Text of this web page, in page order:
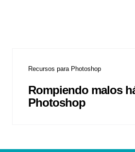
Recursos para Photoshop
Rompiendo malos
Photoshop